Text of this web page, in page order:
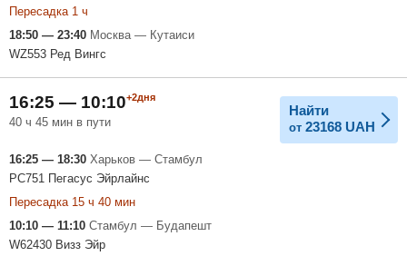
Пересадка 1 ч
18:50 — 23:40 Москва — Кутаиси
WZ553 Ред Вингс
16:25 — 10:10+2дня
40 ч 45 мин в пути
Найти
от 23168 UAH
16:25 — 18:30 Харьков — Стамбул
PC751 Пегасус Эйрлайнс
Пересадка 15 ч 40 мин
10:10 — 11:10 Стамбул — Будапешт
W62430 Визз Эйр